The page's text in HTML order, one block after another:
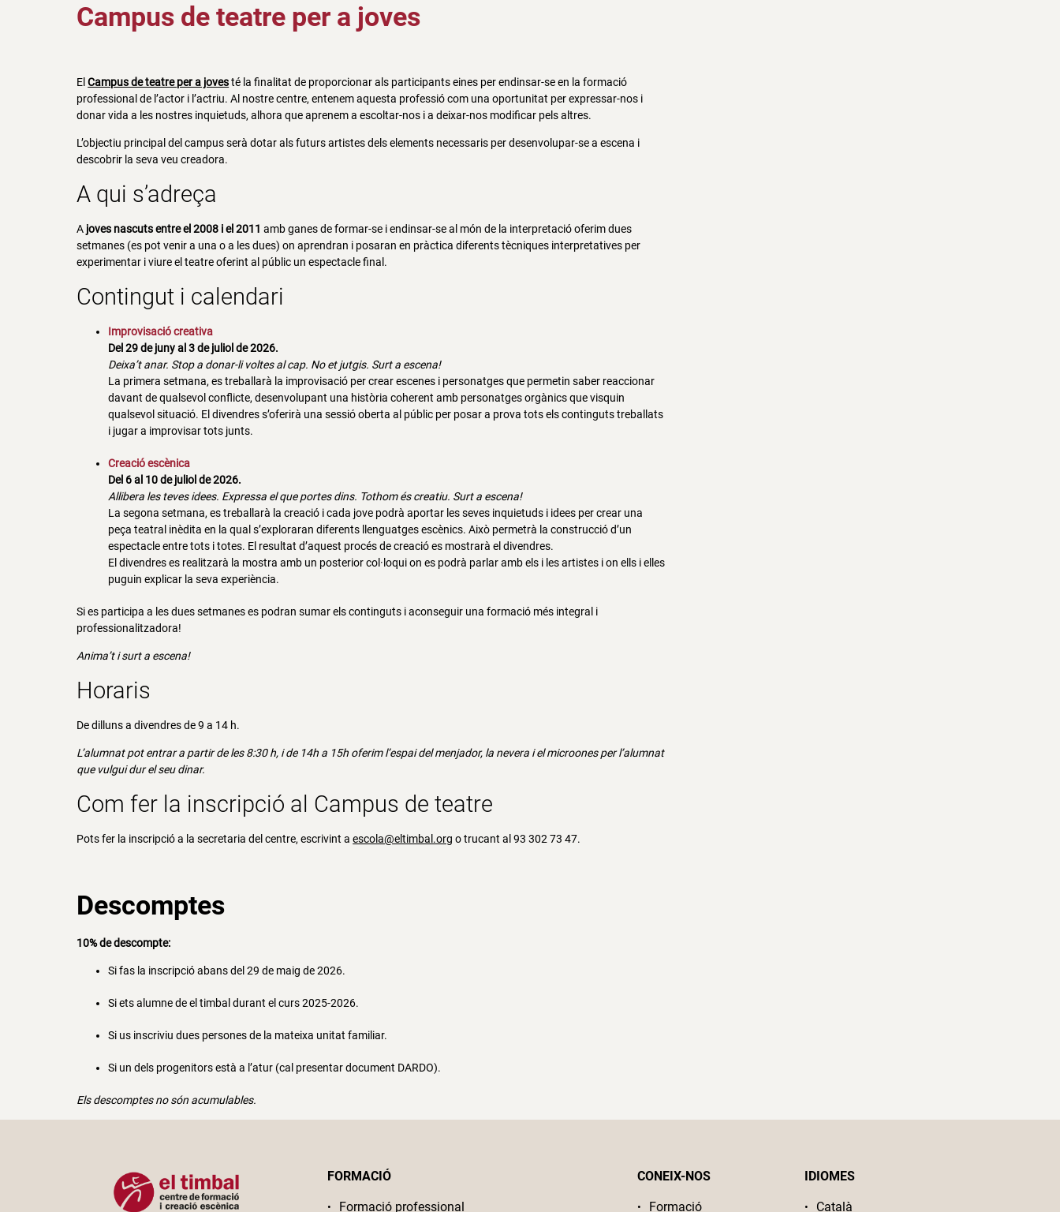
Campus de teatre per a joves
ElCampus de teatre per a jovesté la finalitat de proporcionar als participants eines per endinsar-se en la formació
professional de l’actor i l’actriu. Al nostre centre, entenem aquesta professió com una oportunitat per expressar-nos i
donar vida a les nostres inquietuds, alhora que aprenem a escoltar-nos i a deixar-nos modificar pels altres.
L’objectiu principal del campus serà dotar als futurs artistes dels elements necessaris per desenvolupar-se a escena i
descobrir la seva veu creadora.
A qui s’adreça
A joves nascuts entre el 2008 i el 2011 amb ganes de formar-se i endinsar-se al món de la interpretació oferim dues
setmanes (es pot venir a una o a les dues) on aprendran i posaran en pràctica diferents tècniques interpretatives per
experimentar i viure el teatre oferint al públic un espectacle final.
Contingut i calendari
Improvisació creativa
Del 29 de juny al 3 de juliol de 2026.
Deixa’t anar. Stop a donar-li voltes al cap. No et jutgis. Surt a escena!
La primera setmana, es treballarà la improvisació per crear escenes i personatges que permetin saber reaccionar
davant de qualsevol conflicte, desenvolupant una història coherent amb personatges orgànics que visquin
qualsevol situació. El divendres s’oferirà una sessió oberta al públic per posar a prova tots els continguts treballats
i jugar a improvisar tots junts.
Creació escènica
Del 6 al 10 de juliol de 2026.
Allibera les teves idees. Expressa el que portes dins. Tothom és creatiu. Surt a escena!
La segona setmana, es treballarà la creació i cada jove podrà aportar les seves inquietuds i idees per crear una
peça teatral inèdita en la qual s’exploraran diferents llenguatges escènics. Això permetrà la construcció d’un
espectacle entre tots i totes. El resultat d’aquest procés de creació es mostrarà el divendres.
El divendres es realitzarà la mostra amb un posterior col·loqui on es podrà parlar amb els i les artistes i on ells i elles
puguin explicar la seva experiència.
Si es participa a les dues setmanes es podran sumar els continguts i aconseguir una formació més integral i
professionalitzadora!
Anima’t i surt a escena!
Horaris
De dilluns a divendres de 9 a 14 h.
L’alumnat pot entrar a partir de les 8:30 h, i de 14h a 15h oferim l’espai del menjador, la nevera i el microones per l’alumnat
que vulgui dur el seu dinar.
Com fer la inscripció al Campus de teatre
Pots fer la inscripció a la secretaria del centre, escrivint aescola@eltimbal.org o trucant al 93 302 73 47.
Descomptes
10% de descompte:
Si fas la inscripció abans del 29 de maig de 2026.
Si ets alumne de el timbal durant el curs 2025-2026.
Si us inscriviu dues persones de la mateixa unitat familiar.
Si un dels progenitors està a l’atur (cal presentar document DARDO).
Els descomptes no són acumulables.
FORMACIÓ
Formació professional
CONEIX-NOS
Formació
IDIOMES
Català